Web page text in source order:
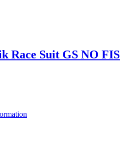
Race Suit GS NO FIS